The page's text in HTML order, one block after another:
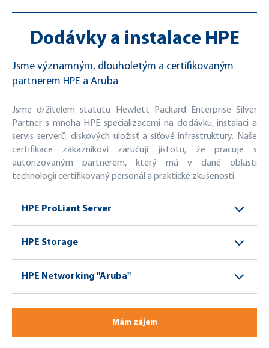
Dodávky a instalace HPE
Jsme významným, dlouholetým a certifikovaným
partnerem HPE a Aruba
Jsme držitelem statutu Hewlett Packard Enterprise Silver
Partner s mnoha HPE specializacemi na dodávku, instalaci a
servis serverů, diskových uložisť a síťové infrastruktury. Naše
certifikace zákazníkovi zaručují jistotu, že pracuje s
autorizovaným partnerem, který má v dané oblasti
technologií certifikovaný personál a praktické zkušenosti.
HPE ProLiant Server
HPE Storage
HPE Networking "Aruba"
Mám zájem